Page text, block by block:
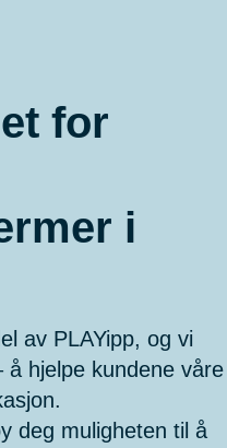
for
i
av PLAYipp, og vi
hjelpe kundene våre
deg muligheten til å